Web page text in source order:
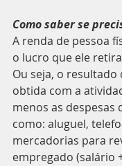
Como saber se
A renda de pessoa
o lucro que ele
Ou seja, o
obtida com a
menos as despesas
como: aluguel,
mercadorias para
empregado (salário